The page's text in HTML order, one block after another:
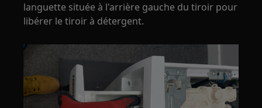
languette située à l'arrière gauche du tiroir pour
libérer le tiroir à détergent.